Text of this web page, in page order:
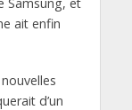
ait enfin
d’un